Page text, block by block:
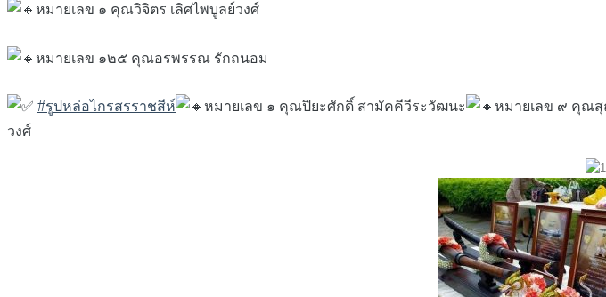
หมายเลข ๑ คุณวิจิตร เลิศไพบูลย์วงศ์
หมายเลข ๑๒๕ คุณอรพรรณ รักถนอม
#รูปหล่อไกรสรราชสีห์ หมายเลข ๑ คุณปิยะศักดิ์ สามัคคีวีระวัฒนะ หมายเลข ๙ คุณ
วงศ์